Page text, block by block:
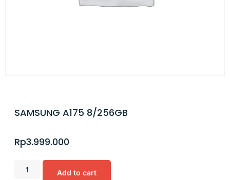
SAMSUNG A175 8/256GB
Rp3.999.000
Add to cart